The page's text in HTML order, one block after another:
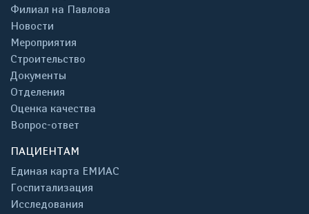
Филиал на Павлова
Новости
Мероприятия
Строительство
Документы
Отделения
Оценка качества
Вопрос-ответ
ПАЦИЕНТАМ
Единая карта ЕМИАС
Госпитализация
Исследования